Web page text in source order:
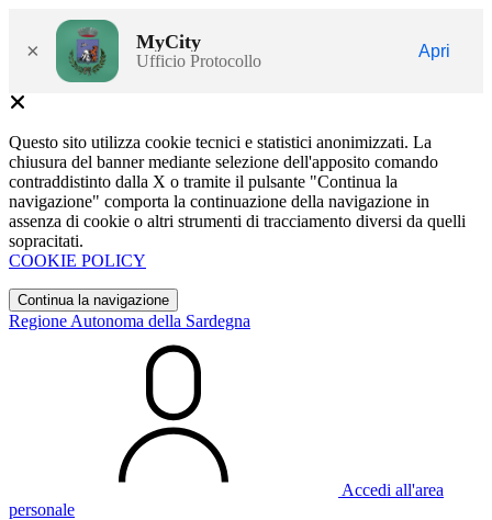
× MyCity
Ufficio Protocollo
Apri
Questo sito utilizza cookie tecnici e statistici anonimizzati. La
chiusura del banner mediante selezione dell'apposito comando
contraddistinto dalla X o tramite il pulsante "Continua la
navigazione" comporta la continuazione della navigazione in
assenza di cookie o altri strumenti di tracciamento diversi da quelli
sopracitati.
COOKIE POLICY
Continua la navigazione
Regione Autonoma della Sardegna
Accedi all'area
personale